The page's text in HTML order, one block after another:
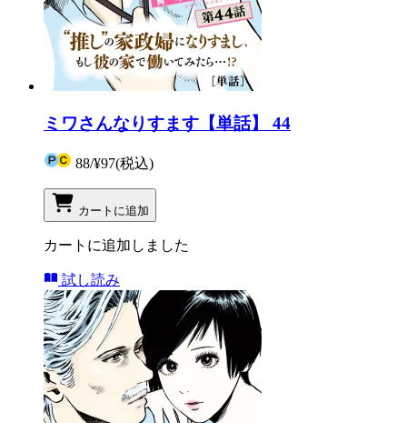
ミワさんなりすます【単話】 44
88/¥97(税込)
カートに追加
カートに追加しました
試し読み